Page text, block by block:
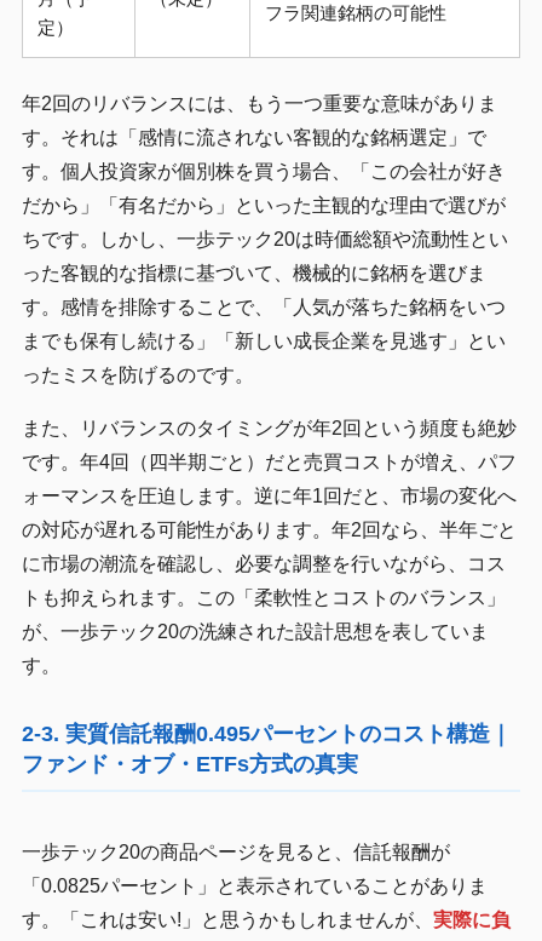
定）
フラ関連銘柄の可能性
年2回のリバランスには、もう一つ重要な意味がありま
す。それは「感情に流されない客観的な銘柄選定」で
す。個人投資家が個別株を買う場合、「この会社が好き
だから」「有名だから」といった主観的な理由で選びが
ちです。しかし、一歩テック20は時価総額や流動性とい
った客観的な指標に基づいて、機械的に銘柄を選びま
す。感情を排除することで、「人気が落ちた銘柄をいつ
までも保有し続ける」「新しい成長企業を見逃す」とい
ったミスを防げるのです。
また、リバランスのタイミングが年2回という頻度も絶妙
です。年4回（四半期ごと）だと売買コストが増え、パフ
ォーマンスを圧迫します。逆に年1回だと、市場の変化へ
の対応が遅れる可能性があります。年2回なら、半年ごと
に市場の潮流を確認し、必要な調整を行いながら、コス
トも抑えられます。この「柔軟性とコストのバランス」
が、一歩テック20の洗練された設計思想を表していま
す。
2-3. 実質信託報酬0.495パーセントのコスト構造｜
ファンド・オブ・ETFs方式の真実
一歩テック20の商品ページを見ると、信託報酬が
「0.0825パーセント」と表示されていることがありま
す。「これは安い!」と思うかもしれませんが、 実際に負